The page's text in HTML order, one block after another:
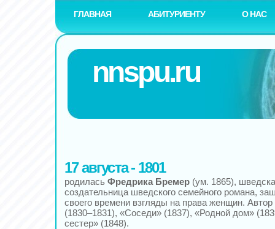
ГЛАВНАЯ АБИТУРИЕНТУ О НАС
nnspu.ru
17 августа - 1801
родилась Фредрика Бремер (ум. 1865),
создательница шведского семейного романа,
своего времени взгляды на права женщин.
(1830–1831), «Соседи» (1837), «Родной дом»
сестер» (1848).